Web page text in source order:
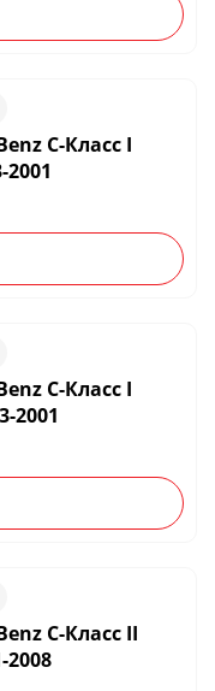
C-Класс I
2001
C-Класс I
2001
C-Класс II
2008